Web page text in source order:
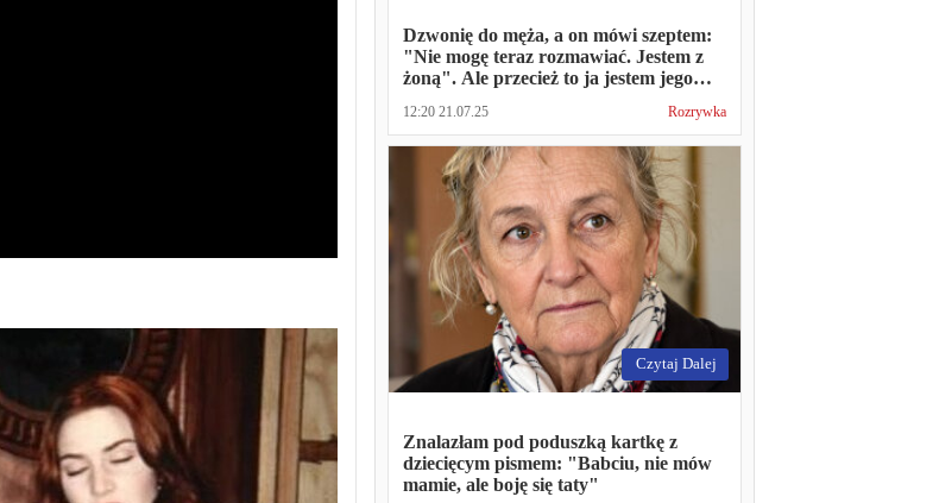
Dzwonię do męża, a on mówi szeptem:
"Nie mogę teraz rozmawiać. Jestem z
żoną". Ale przecież to ja jestem jego
12:20 21.07.25 Rozrywka
Czytaj Dalej
Znalazłam pod poduszką kartkę z
dziecięcym pismem: "Babciu, nie mów
mamie, ale boję się taty"